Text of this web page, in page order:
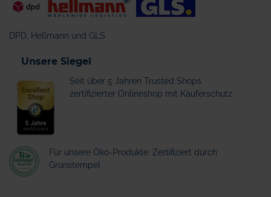
DPD, Hellmann und GLS
Unsere Siegel
Seit über 5 Jahren Trusted Shops
zertifizierter Onlineshop mit Käuferschutz
Für unsere Öko-Produkte: Zertifiziert durch
Grünstempel